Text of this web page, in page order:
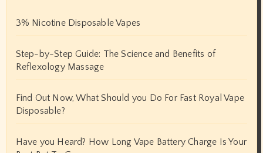
3% Nicotine Disposable Vapes
Step-by-Step Guide: The Science and Benefits of
Reflexology Massage
Find Out Now, What Should you Do For Fast Royal Vape
Disposable?
Have you Heard? How Long Vape Battery Charge Is Your